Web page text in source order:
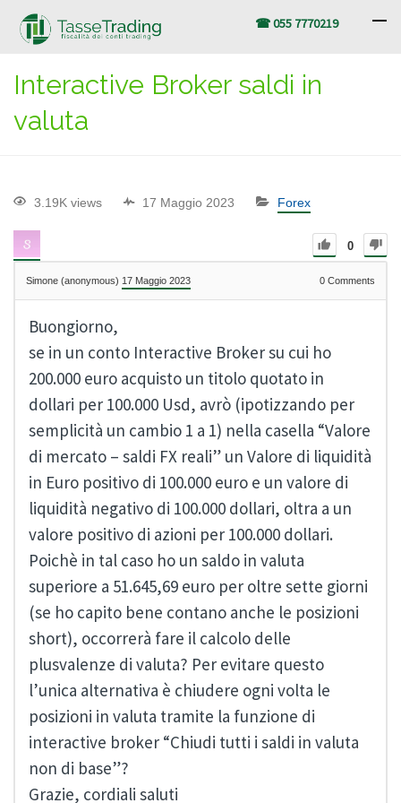
☎ 055 7770219
Interactive Broker saldi in
valuta
3.19K views 17 Maggio 2023 Forex
0
Simone (anonymous) 17 Maggio 2023 0 Comments
Buongiorno,
se in un conto Interactive Broker su cui ho
200.000 euro acquisto un titolo quotato in
dollari per 100.000 Usd, avrò (ipotizzando per
semplicità un cambio 1 a 1) nella casella “Valore
di mercato – saldi FX reali” un Valore di liquidità
in Euro positivo di 100.000 euro e un valore di
liquidità negativo di 100.000 dollari, oltra a un
valore positivo di azioni per 100.000 dollari.
Poichè in tal caso ho un saldo in valuta
superiore a 51.645,69 euro per oltre sette giorni
(se ho capito bene contano anche le posizioni
short), occorrerà fare il calcolo delle
plusvalenze di valuta? Per evitare questo
l’unica alternativa è chiudere ogni volta le
posizioni in valuta tramite la funzione di
interactive broker “Chiudi tutti i saldi in valuta
non di base”?
Grazie, cordiali saluti